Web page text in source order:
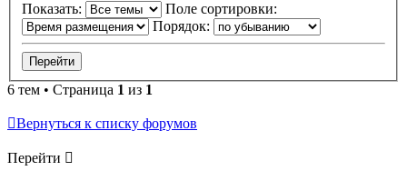
Показать:
Поле сортировки:
Порядок:
6 тем • Страница 1 из 1
Вернуться к списку форумов
Перейти